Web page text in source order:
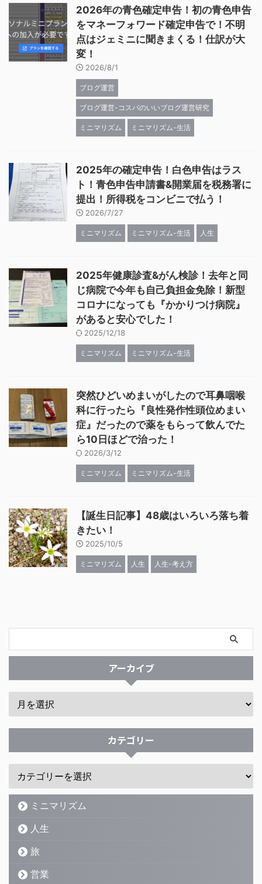
2026年の青色確定申告！初の青色申告
をマネーフォワード確定申告で！不明
点はジェミニに聞きまくる！仕訳が大
変！
2026/8/1
ブログ運営
ブログ運営-コスパのいいブログ運営研究
ミニマリズム ミニマリズム-生活
2025年の確定申告！白色申告はラス
ト！青色申告申請書&開業届を税務署に
提出！所得税をコンビニで払う！
2026/7/27
ミニマリズム ミニマリズム-生活 人生
2025年健康診査&がん検診！去年と同
じ病院で今年も自己負担金免除！新型
コロナになっても『かかりつけ病院』
があると安心でした！
2025/12/18
ミニマリズム ミニマリズム-生活
突然ひどいめまいがしたので耳鼻咽喉
科に行ったら『良性発作性頭位めまい
症』だったので薬をもらって飲んでた
ら10日ほどで治った！
2026/3/12
ミニマリズム ミニマリズム-生活
【誕生日記事】48歳はいろいろ落ち着
きたい！
2025/10/5
ミニマリズム 人生 人生-考え方
アーカイブ
カテゴリー
ミニマリズム
人生
旅
営業